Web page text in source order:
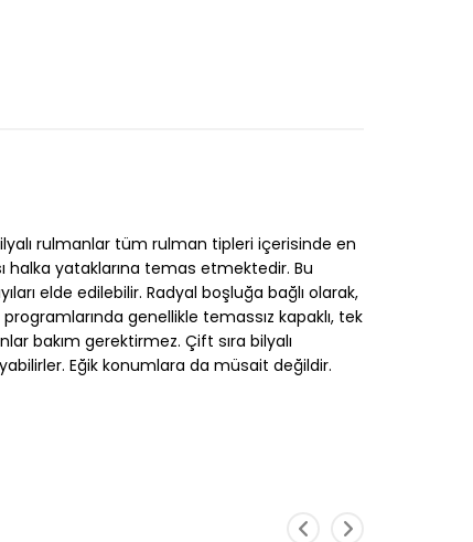
rulmanlar tüm rulman tipleri içerisinde en
halka yataklarına temas etmektedir. Bu
elde edilebilir. Radyal boşluğa bağlı olarak,
genellikle temassız kapaklı, tek
bakım gerektirmez. Çift sıra bilyalı
Eğik konumlara da müsait değildir.